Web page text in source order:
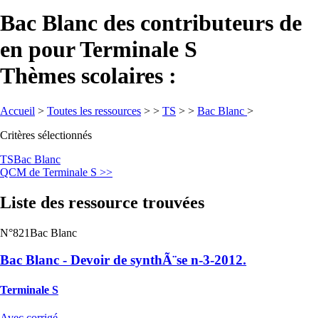
Bac Blanc des contributeurs de
en pour Terminale S
Thèmes scolaires :
Accueil > Toutes les ressources > > TS > > Bac Blanc >
Critères sélectionnés
TSBac Blanc
QCM de Terminale S >>
Liste des ressource trouvées
N°821Bac Blanc
Bac Blanc - Devoir de synthÃ¨se n-3-2012.
Terminale S